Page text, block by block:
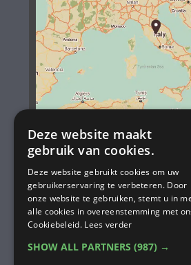
ADRES & ALGEMENE
Vocabolo
(of: Vocabolo San
05017 Monteleone d
Umbrië, Italië
Mobiel: +39 320 232
Deze website maakt
gebruik van cookies.
Deze website gebruikt cookies om uw
gebruikerservaring te verbeteren. Door
onze website te gebruiken, stemt u in
alle cookies in overeenstemming met
Cookiebeleid. Lees verder
SHOW ALL PARTNERS (987) →